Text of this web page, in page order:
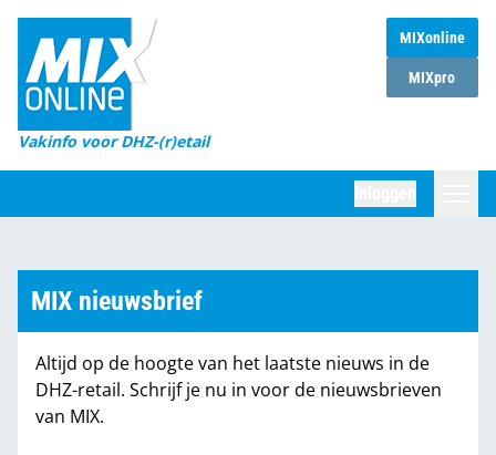
MIXonline
MIXpro
Vakinfo voor DHZ-(r)etail
Home
Magazines
DHZ Sessie
Marktcijfers
Partners
MIX nieuwsbrief
Altijd op de hoogte van het laatste nieuws in de
DHZ-retail. Schrijf je nu in voor de nieuwsbrieven
van MIX.